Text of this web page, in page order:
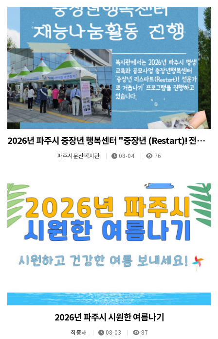
2026년 파주시 중장년 행복센터 "중장년 (Restart)! 전문가로 거듭나기" 재능나눔활동 진행
파주시문산복지관 08-04 76
2026년 파주시 시원한 여름나기
최종채 08-03 87